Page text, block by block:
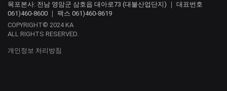
목포본사: 전남 영암군 삼호읍 대아로73 (대불산업단지) ｜ 대표번호
061)460-8600 ｜ 팩스 061)460-8619
COPYRIGHT© 2024 KA
ALL RIGHTS RESERVED.
개인정보 처리방침